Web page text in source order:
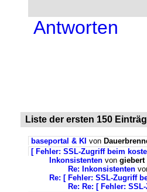
Antworten
Liste der ersten 150
baseportal & KI von
[ Fehler: SSL-Zugriff beim
Inkonsistenten von giebert
Re: Inkonsistenten
Re: [ Fehler: SSL-Zugriff
Re: Re: [ Fehler: